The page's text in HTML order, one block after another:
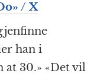
/ X
han i
at 30.» «Det vil